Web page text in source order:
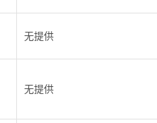
无提供
无提供